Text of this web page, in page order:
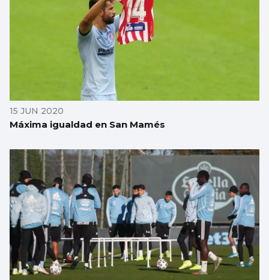
15 JUN 2020
Máxima igualdad en San Mamés